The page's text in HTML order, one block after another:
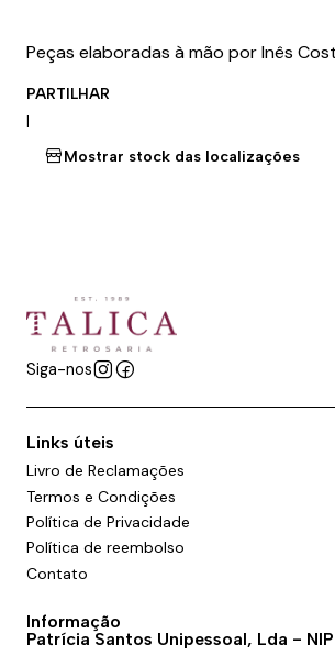
Peças elaboradas à mão por Inês
PARTILHAR
|
Mostrar stock das localizações
Siga-nos
Links úteis
Livro de Reclamações
Termos e Condições
Política de Privacidade
Política de reembolso
Contato
Informação
Patrícia Santos Unipessoal, Lda -